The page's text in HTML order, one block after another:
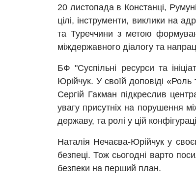
20 листопада в Констанці,
цілі, інструменти, виклики на
та Туреччини з метою
міждержавного діалогу та
БФ "Суспільні ресурси та
Юрійчук. У своїй доповіді «Роль
Сергій Гакман підкреслив
увагу присутніх на порушення
державу, та ролі у цій
Наталія Нечаєва-Юрійчук у
безпеці. Тож сьогодні варто
безпеки на перший план.